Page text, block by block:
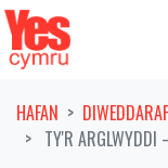
Symud ymlaen o'r llywio
HAFAN DIWEDDARAF
TY'R